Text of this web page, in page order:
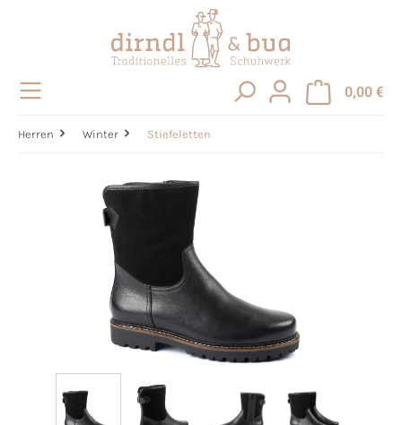
0,00 €
Herren Winter Stiefeletten
Bildergalerie überspringen